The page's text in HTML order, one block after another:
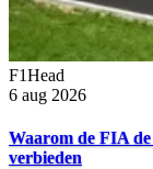
F1Head
6 aug 2026
Waarom de FIA
verbieden